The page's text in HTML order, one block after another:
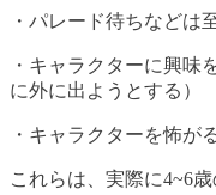
・パレード待ちなどは
・キャラクターに興
に外に出ようとする）
・キャラクターを怖が
これらは、実際に4~6